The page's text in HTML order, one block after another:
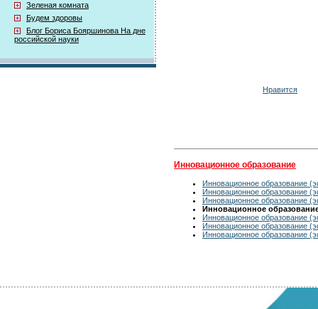
Зеленая комната
Будем здоровы
Блог Бориса Бояршинова На дне
российской науки
Нравится
Инновационное образование
Инновационное образование
Инновационное образование
Инновационное образование
Инновационное
Инновационное образование
Инновационное образование
Инновационное образование